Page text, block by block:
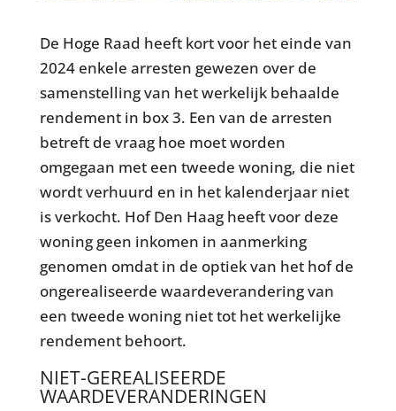
De Hoge Raad heeft kort voor het einde van
2024 enkele arresten gewezen over de
samenstelling van het werkelijk behaalde
rendement in box 3. Een van de arresten
betreft de vraag hoe moet worden
omgegaan met een tweede woning, die niet
wordt verhuurd en in het kalenderjaar niet
is verkocht. Hof Den Haag heeft voor deze
woning geen inkomen in aanmerking
genomen omdat in de optiek van het hof de
ongerealiseerde waardeverandering van
een tweede woning niet tot het werkelijke
rendement behoort.
NIET-GEREALISEERDE
WAARDEVERANDERINGEN